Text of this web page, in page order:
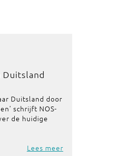
Duitsland
Duitsland door
schrijft NOS-
de huidige
Lees meer